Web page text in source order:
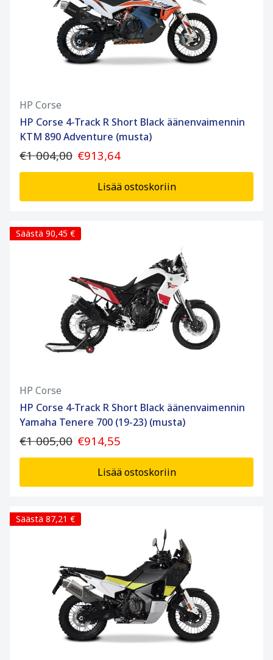
HP Corse
HP Corse 4-Track R Short Black äänenvaimennin
KTM 890 Adventure (musta)
€1 004,00 €913,64
Lisää ostoskoriin
Säästä 90,45 €
HP Corse
HP Corse 4-Track R Short Black äänenvaimennin
Yamaha Tenere 700 (19-23) (musta)
€1 005,00 €914,55
Lisää ostoskoriin
Säästä 87,21 €